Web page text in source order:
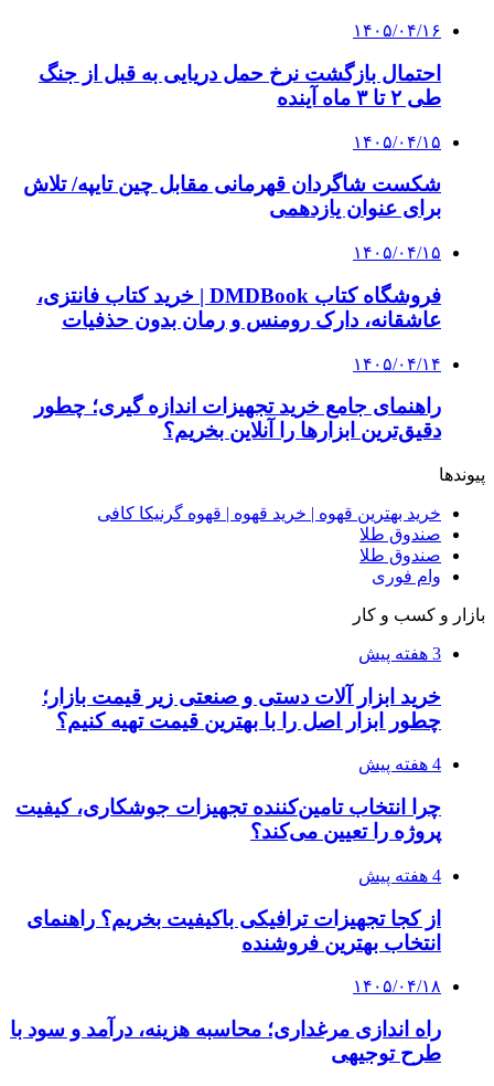
۱۴۰۵/۰۴/۱۶
احتمال بازگشت نرخ حمل دریایی به قبل از جنگ
طی ۲ تا ۳ ماه آینده
۱۴۰۵/۰۴/۱۵
شکست شاگردان قهرمانی مقابل چین تایپه/ تلاش
برای عنوان یازدهمی
۱۴۰۵/۰۴/۱۵
فروشگاه کتاب DMDBook | خرید کتاب فانتزی،
عاشقانه، دارک رومنس و رمان بدون حذفیات
۱۴۰۵/۰۴/۱۴
راهنمای جامع خرید تجهیزات اندازه گیری؛ چطور
دقیق‌ترین ابزارها را آنلاین بخریم؟
پیوندها
خرید بهترین قهوه | خرید قهوه | قهوه گرنیکا کافی
صندوق طلا
صندوق طلا
وام فوری
بازار و کسب و کار
3 هفته پیش
خرید ابزار آلات دستی و صنعتی زیر قیمت بازار؛
چطور ابزار اصل را با بهترین قیمت تهیه کنیم؟
4 هفته پیش
چرا انتخاب تامین‌کننده تجهیزات جوشکاری، کیفیت
پروژه را تعیین می‌کند؟
4 هفته پیش
از کجا تجهیزات ترافیکی باکیفیت بخریم؟ راهنمای
انتخاب بهترین فروشنده
۱۴۰۵/۰۴/۱۸
راه اندازی مرغداری؛ محاسبه هزینه، درآمد و سود با
طرح توجیهی